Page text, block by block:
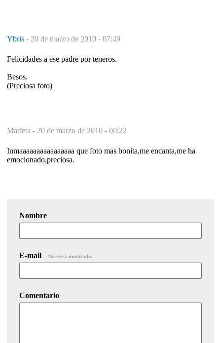
Ybris - 20 de marzo de 2010 - 07:49
Felicidades a ese padre por teneros.
Besos.
(Preciosa foto)
Marieta - 20 de marzo de 2010 - 00:22
Inmaaaaaaaaaaaaaaaa que foto mas bonita,me encanta,me ha
emocionado,preciosa.
Nombre
E-mail No será mostrado.
Comentario